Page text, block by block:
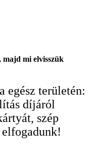
majd mi elvisszük
egész területén:
díjáról
szép